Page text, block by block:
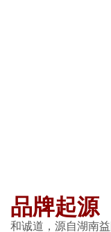
品牌起源
和诚道，源自湖南